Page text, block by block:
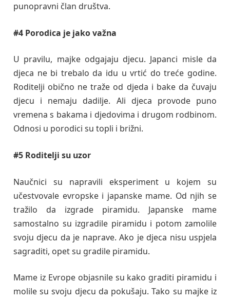
punopravni član društva.
#4 Porodica je jako važna
U pravilu, majke odgajaju djecu. Japanci misle da
djeca ne bi trebalo da idu u vrtić do treće godine.
Roditelji obično ne traže od djeda i bake da čuvaju
djecu i nemaju dadilje. Ali djeca provode puno
vremena s bakama i djedovima i drugom rodbinom.
Odnosi u porodici su topli i brižni.
#5 Roditelji su uzor
Naučnici su napravili eksperiment u kojem su
učestvovale evropske i japanske mame. Od njih se
tražilo da izgrade piramidu. Japanske mame
samostalno su izgradile piramidu i potom zamolile
svoju djecu da je naprave. Ako je djeca nisu uspjela
sagraditi, opet su gradile piramidu.
Mame iz Evrope objasnile su kako graditi piramidu i
molile su svoju djecu da pokušaju. Tako su majke iz